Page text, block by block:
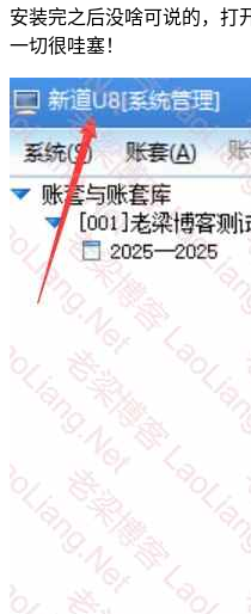
安装完之后没啥可说的，打
一切很哇塞！